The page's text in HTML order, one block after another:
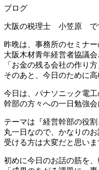
ブログ
大阪の税理士 小笠原 で
昨晩は、事務所のセミナー
大阪木材青年経営者協議
「お金の残る会社の作り
そのあと、今日のために高
今日は、パナソニック電
幹部の方々への一日勉強会
テーマは『経営幹部の役割
丸一日なので、かなりの
受ける方は大変だと思いま
初めに今日のお話の筋を